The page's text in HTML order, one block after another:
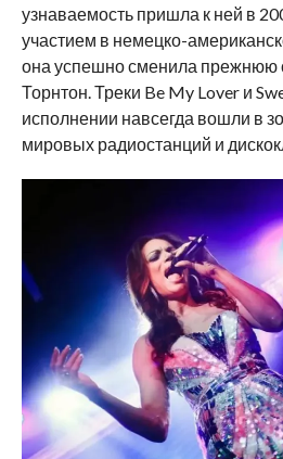
узнаваемость пришла к ней в
участием в немецко-
она успешно сменила прежнюю
Торнтон. Треки Be My Lover и
исполнении навсегда вошли в
мировых радиостанций и